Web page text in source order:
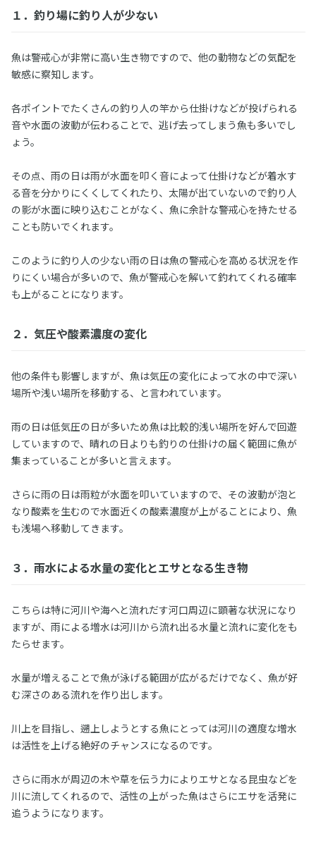
１．釣り場に釣り人が少ない
魚は警戒心が非常に高い生き物ですので、他の動物などの気配を
敏感に察知します。
各ポイントでたくさんの釣り人の竿から仕掛けなどが投げられる
音や水面の波動が伝わることで、逃げ去ってしまう魚も多いでし
ょう。
その点、雨の日は雨が水面を叩く音によって仕掛けなどが着水す
る音を分かりにくくしてくれたり、太陽が出ていないので釣り人
の影が水面に映り込むことがなく、魚に余計な警戒心を持たせる
ことも防いでくれます。
このように釣り人の少ない雨の日は魚の警戒心を高める状況を作
りにくい場合が多いので、魚が警戒心を解いて釣れてくれる確率
も上がることになります。
２．気圧や酸素濃度の変化
他の条件も影響しますが、魚は気圧の変化によって水の中で深い
場所や浅い場所を移動する、と言われています。
雨の日は低気圧の日が多いため魚は比較的浅い場所を好んで回遊
していますので、晴れの日よりも釣りの仕掛けの届く範囲に魚が
集まっていることが多いと言えます。
さらに雨の日は雨粒が水面を叩いていますので、その波動が泡と
なり酸素を生むので水面近くの酸素濃度が上がることにより、魚
も浅場へ移動してきます。
３．雨水による水量の変化とエサとなる生き物
こちらは特に河川や海へと流れだす河口周辺に顕著な状況になり
ますが、雨による増水は河川から流れ出る水量と流れに変化をも
たらせます。
水量が増えることで魚が泳げる範囲が広がるだけでなく、魚が好
む深さのある流れを作り出します。
川上を目指し、遡上しようとする魚にとっては河川の適度な増水
は活性を上げる絶好のチャンスになるのです。
さらに雨水が周辺の木や草を伝う力によりエサとなる昆虫などを
川に流してくれるので、活性の上がった魚はさらにエサを活発に
追うようになります。